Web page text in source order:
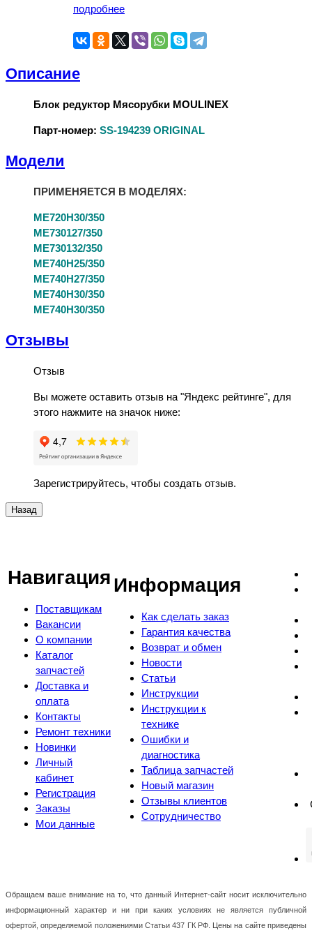
подробнее
Описание
Блок редуктор Мясорубки MOULINEX
Парт-номер: SS-194239 ORIGINAL
Модели
ПРИМЕНЯЕТСЯ В МОДЕЛЯХ:
ME720H30/350
ME730127/350
ME730132/350
ME740H25/350
ME740H27/350
ME740H30/350
ME740H30/350
Отзывы
Отзыв
Вы можете оставить отзыв на "Яндекс рейтинге", для
этого нажмите на значок ниже:
Зарегистрируйтесь, чтобы создать отзыв.
Навигация
Поставщикам
Вакансии
О компании
Каталог
запчастей
Доставка и
оплата
Контакты
Ремонт техники
Новинки
Личный
кабинет
Регистрация
Заказы
Мои данные
Информация
Как сделать заказ
Гарантия качества
Возврат и обмен
Новости
Статьи
Инструкции
Инструкции к
технике
Ошибки и
диагностика
Таблица запчастей
Новый магазин
Отзывы клиентов
Сотрудничество
Обращаем ваше внимание на то, что данный Интернет-сайт носит исключительно
информационный характер и ни при каких условиях не является публичной
офертой, определяемой положениями Статьи 437 ГК РФ. Цены на сайте приведены